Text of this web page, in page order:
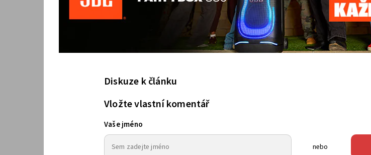
Diskuze k článku
Vložte vlastní komentář
Vaše jméno
nebo